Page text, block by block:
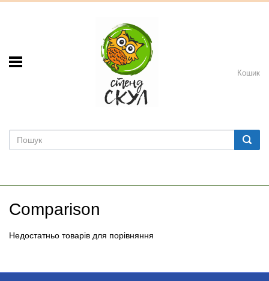
Кошик
Comparison
Недостатньо товарів для порівняння